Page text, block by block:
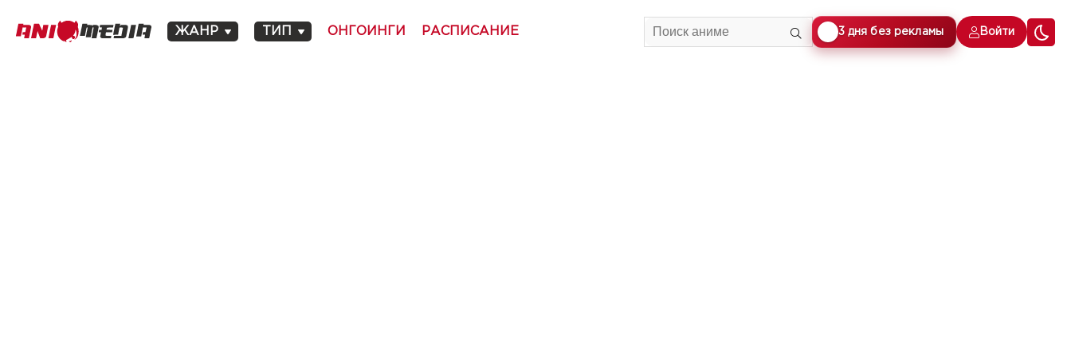
ЖАНР ТИП ОНГОИНГИ РАСПИСАНИЕ 3 дня без рекламы Войти